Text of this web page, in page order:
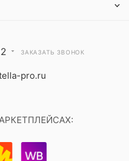
ЗАКАЗАТЬ ЗВОНОК
pro.ru